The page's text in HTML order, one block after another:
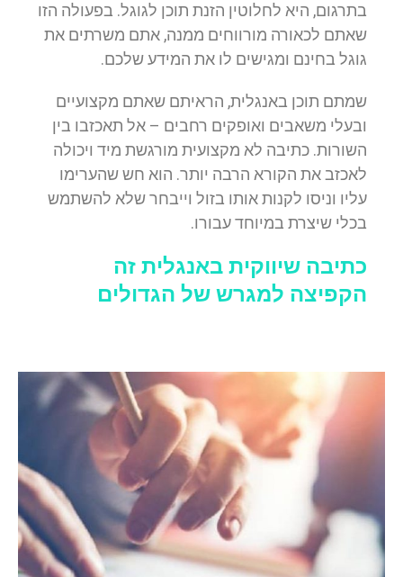
בתרגום, היא לחלוטין הזנת תוכן לגוגל. בפעולה הזו
שאתם לכאורה מורווחים ממנה, אתם משרתים את
גוגל בחינם ומגישים לו את המידע שלכם.
שמתם תוכן באנגלית, הראיתם שאתם מקצועיים
ובעלי משאבים ואופקים רחבים – אל תאכזבו בין
השורות. כתיבה לא מקצועית מורגשת מיד ויכולה
לאכזב את הקורא הרבה יותר. הוא חש שהערימו
עליו וניסו לקנות אותו בזול וייבחר שלא להשתמש
בכלי שיצרת במיוחד עבורו.
כתיבה שיווקית באנגלית זה
הקפיצה למגרש של הגדולים